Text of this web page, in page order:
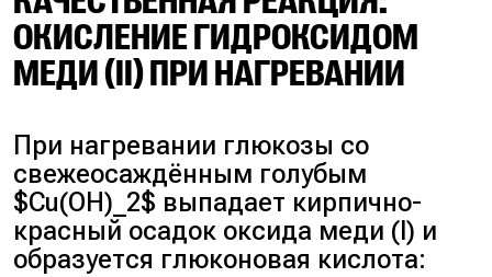
ОКИСЛЕНИЕ ГИДРОКСИДОМ
МЕДИ (II) ПРИ НАГРЕВАНИИ
При нагревании глюкозы со
свежеосаждённым голубым
$Cu(OH)_2$ выпадает кирпично-
красный осадок оксида меди (I) и
образуется глюконовая кислота: